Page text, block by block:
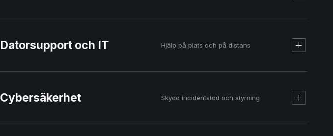
Datorsupport och IT Hjälp på plats och på distans
Cybersäkerhet Skydd incidentstöd och styrning